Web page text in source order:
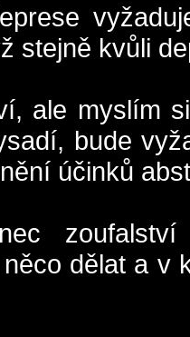
stejně kvůli
ale myslím
bude
účinků
dělat a v